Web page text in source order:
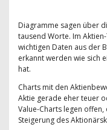
Diagramme sagen über
tausend Worte. Im
wichtigen Daten aus der
erkannt werden wie sich
hat.
Charts mit den
Aktie gerade eher teuer
Value-Charts legen
Steigerung des